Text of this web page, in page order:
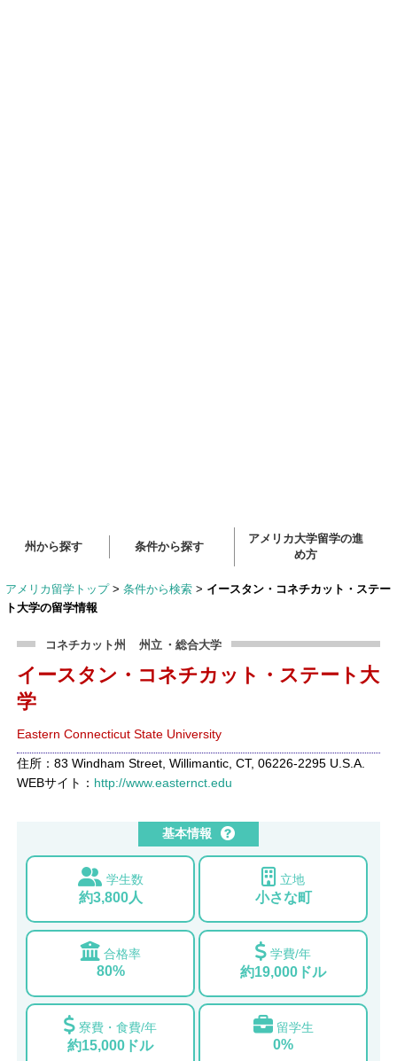
州から探す 条件から探す
アメリカ大学留学の進
め方
アメリカ留学トップ > 条件から検索 > イースタン・コネチカット・ステー
ト大学の留学情報
コネチカット州 州立 ・総合大学
イースタン・コネチカット・ステート大
学
Eastern Connecticut State University
住所：83 Windham Street, Willimantic, CT, 06226-2295 U.S.A.
WEBサイト： http://www.easternct.edu
基本情報
学生数
約3,800人
立地
小さな町
合格率
80%
学費/年
約19,000ドル
寮費・食費/年
約15,000ドル
留学生
0%